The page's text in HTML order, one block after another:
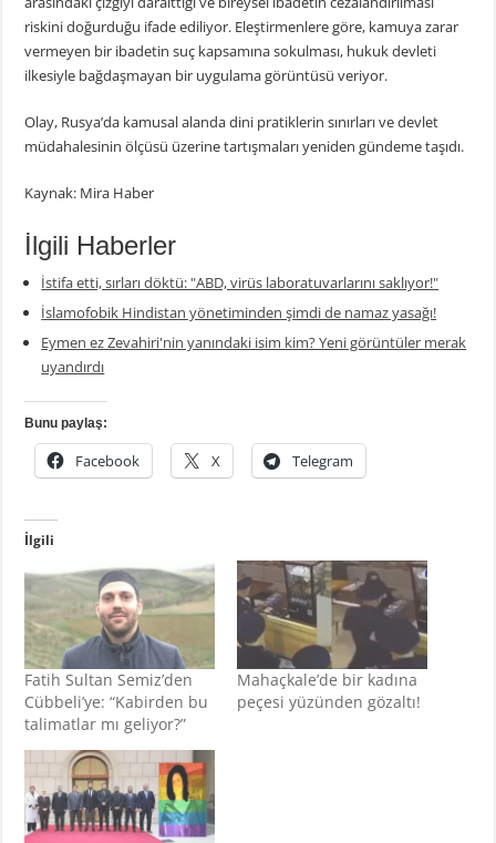
riskini doğurduğu ifade ediliyor. Eleştirmenlere göre, kamuya zarar
vermeyen bir ibadetin suç kapsamına sokulması, hukuk devleti
ilkesiyle bağdaşmayan bir uygulama görüntüsü veriyor.
Olay, Rusya’da kamusal alanda dini pratiklerin sınırları ve devlet
müdahalesinin ölçüsü üzerine tartışmaları yeniden gündeme taşıdı.
Kaynak: Mira Haber
İlgili Haberler
İstifa etti, sırları döktü: "ABD, virüs laboratuvarlarını saklıyor!"
İslamofobik Hindistan yönetiminden şimdi de namaz yasağı!
Eymen ez Zevahiri'nin yanındaki isim kim? Yeni görüntüler merak
uyandırdı
Bunu paylaş:
Facebook X Telegram
İlgili
Fatih Sultan Semiz’den
Cübbeli’ye: “Kabirden bu
talimatlar mı geliyor?”
Mahaçkale’de bir kadına
peçesi yüzünden gözaltı!